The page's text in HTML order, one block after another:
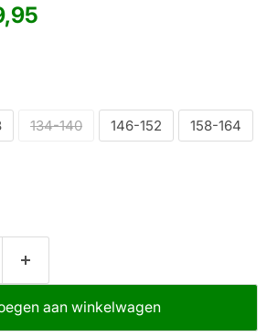
prijsprijs
134-140 146-152 158-164
aan winkelwagen